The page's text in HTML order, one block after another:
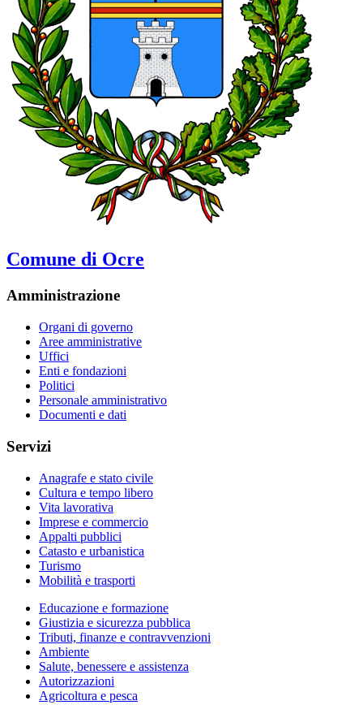
Comune di Ocre
Amministrazione
Organi di governo
Aree amministrative
Uffici
Enti e fondazioni
Politici
Personale amministrativo
Documenti e dati
Servizi
Anagrafe e stato civile
Cultura e tempo libero
Vita lavorativa
Imprese e commercio
Appalti pubblici
Catasto e urbanistica
Turismo
Mobilità e trasporti
Educazione e formazione
Giustizia e sicurezza pubblica
Tributi, finanze e contravvenzioni
Ambiente
Salute, benessere e assistenza
Autorizzazioni
Agricoltura e pesca